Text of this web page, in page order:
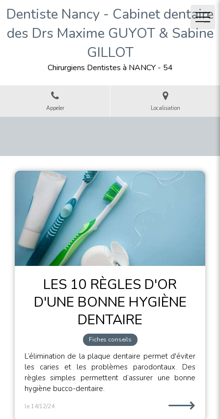
Dentiste Nancy - Cabinet dentaire
des Drs Maxime GUYOT & Sabine
GILLOT
Chirurgiens Dentistes à NANCY - 54
Appeler Localisation
LES 10 RÈGLES D'OR
D'UNE BONNE HYGIÈNE
DENTAIRE
Fiches conseils
L’élimination de la plaque dentaire permet d'éviter
les caries et les problèmes parodontaux. Des
règles simples permettent d’assurer une bonne
hygiène bucco-dentaire.
le 14/12/24 ⟶